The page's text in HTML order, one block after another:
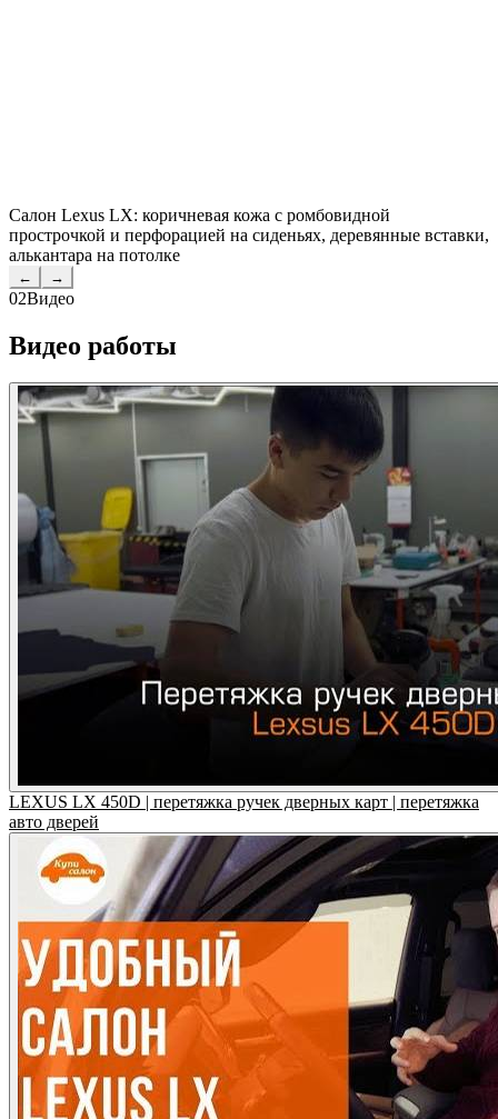
Салон Lexus LX: коричневая кожа с ромбовидной
прострочкой и перфорацией на сиденьях, деревянные вставки,
алькантара на потолке
← →
02Видео
Видео работы
LEXUS LX 450D | перетяжка ручек дверных карт | перетяжка
авто дверей